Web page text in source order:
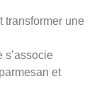
transformer une
s’associe
et